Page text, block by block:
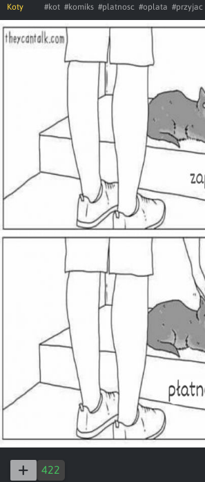
Koty #kot #komiks #platnosc #oplata #przyjac
422